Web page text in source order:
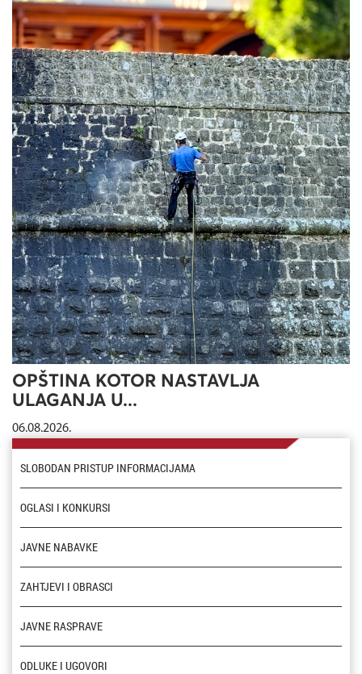
OPŠTINA KOTOR NASTAVLJA
ULAGANJA U...
06.08.2026.
SLOBODAN PRISTUP INFORMACIJAMA
OGLASI I KONKURSI
JAVNE NABAVKE
ZAHTJEVI I OBRASCI
JAVNE RASPRAVE
ODLUKE I UGOVORI